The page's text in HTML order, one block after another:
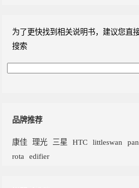
为了更快找到相关说明书，建议您直
搜索
品牌推荐
康佳 理光 三星 HTC littleswan
rota
edifier